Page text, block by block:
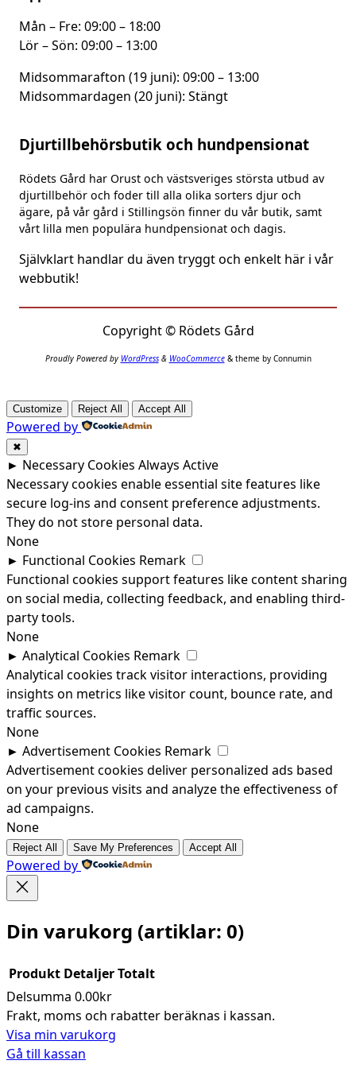
Mån – Fre: 09:00 – 18:00
Lör – Sön: 09:00 – 13:00
Midsommarafton (19 juni): 09:00 – 13:00
Midsommardagen (20 juni): Stängt
Djurtillbehörsbutik och hundpensionat
Rödets Gård har Orust och västsveriges största utbud av
djurtillbehör och foder till alla olika sorters djur och
ägare, på vår gård i Stillingsön finner du vår butik, samt
vårt lilla men populära hundpensionat och dagis.
Självklart handlar du även tryggt och enkelt här i vår
webbutik!
Copyright © Rödets Gård
Proudly Powered by WordPress& WooCommerce& theme by Connumin
Customize Reject All Accept All
Powered by
✖
► Necessary Cookies Always Active
Necessary cookies enable essential site features like
secure log-ins and consent preference adjustments.
They do not store personal data.
None
► Functional Cookies Remark
Functional cookies support features like content sharing
on social media, collecting feedback, and enabling third-
party tools.
None
► Analytical Cookies Remark
Analytical cookies track visitor interactions, providing
insights on metrics like visitor count, bounce rate, and
traffic sources.
None
► Advertisement Cookies Remark
Advertisement cookies deliver personalized ads based
on your previous visits and analyze the effectiveness of
ad campaigns.
None
Reject All Save My Preferences Accept All
Powered by
Din varukorg (artiklar: 0)
Produkter
i
Produkt DetaljerTotalt
Delsumma 0.00kr
Frakt, moms och rabatter beräknas i kassan.
Visa min varukorg
Gå till kassan